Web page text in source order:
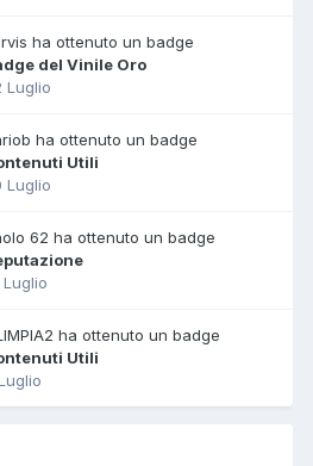
ha ottenuto un badge
del Vinile Oro
Luglio
ha ottenuto un badge
Utili
Luglio
62 ha ottenuto un badge
Luglio
ha ottenuto un badge
Utili